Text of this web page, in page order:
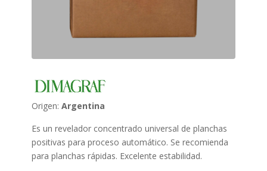
Origen: Argentina
Es un revelador concentrado universal de planchas
positivas para proceso automático. Se recomienda
para planchas rápidas. Excelente estabilidad.